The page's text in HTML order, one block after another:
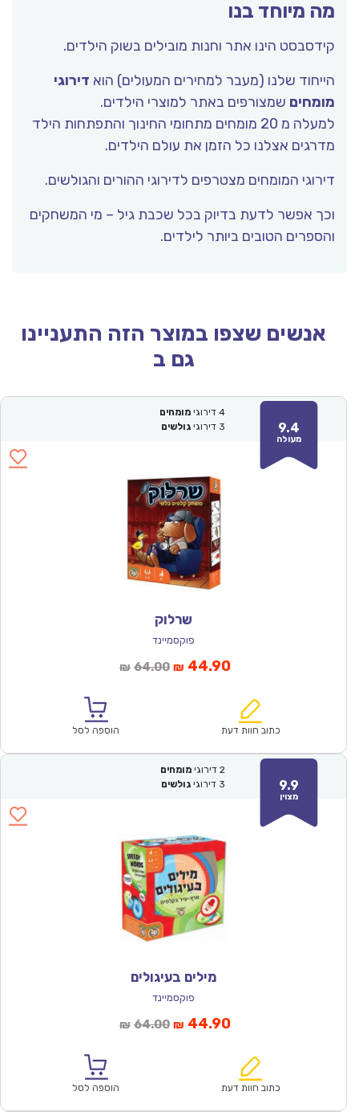
מה מיוחד בנו
קידסבסט הינו אתר וחנות מובילים בשוק הילדים.
הייחוד שלנו (מעבר למחירים המעולים) הוא דירוגי
מומחים שמצורפים באתר למוצרי הילדים.
למעלה מ 20 מומחים מתחומי החינוך והתפתחות הילד
מדרגים אצלנו כל הזמן את עולם הילדים.
דירוגי המומחים מצטרפים לדירוגי ההורים והגולשים.
וכך אפשר לדעת בדיוק בכל שכבת גיל – מי המשחקים
והספרים הטובים ביותר לילדים.
אנשים שצפו במוצר הזה התעניינו
גם ב
9.4
מעולה
4 דירוגי מומחים
3 דירוגי גולשים
שרלוק
פוקסמיינד
₪ 64.00המחיר
₪64.00.
₪ 44.90המחיר
הוא:
כתוב חוות דעת הוספה לסל
9.9
מצוין
2 דירוגי מומחים
3 דירוגי גולשים
מילים בעיגולים
פוקסמיינד
₪ 64.00המחיר
₪64.00.
₪ 44.90המחיר
הוא:
כתוב חוות דעת הוספה לסל